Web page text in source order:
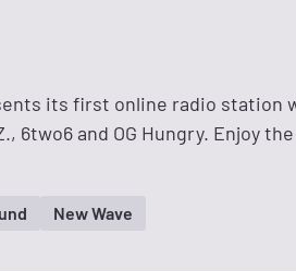
its first online radio station
6two6 and OG Hungry. Enjoy
New Wave